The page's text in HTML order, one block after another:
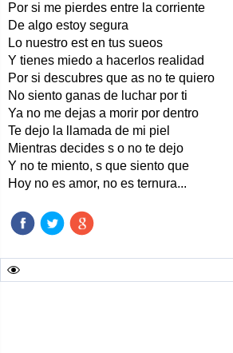
Por si me pierdes entre la corriente
De algo estoy segura
Lo nuestro est en tus sueos
Y tienes miedo a hacerlos realidad
Por si descubres que as no te quiero
No siento ganas de luchar por ti
Ya no me dejas a morir por dentro
Te dejo la llamada de mi piel
Mientras decides s o no te dejo
Y no te miento, s que siento que
Hoy no es amor, no es ternura...